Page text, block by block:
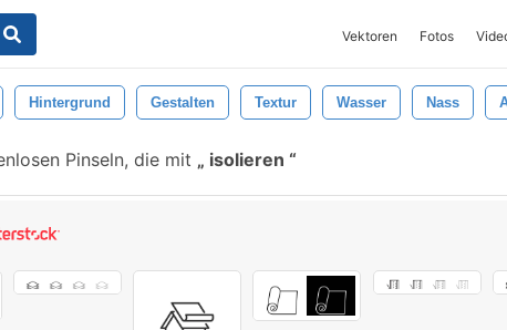
Vektoren Fotos
Hintergrund Gestalten Textur Wasser Nass
Pinseln, die mit isolieren